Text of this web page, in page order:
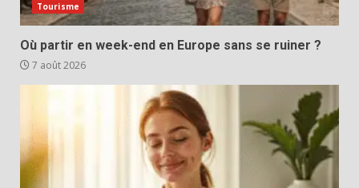
Tourisme
Où partir en week-end en Europe sans se ruiner ?
7 août 2026